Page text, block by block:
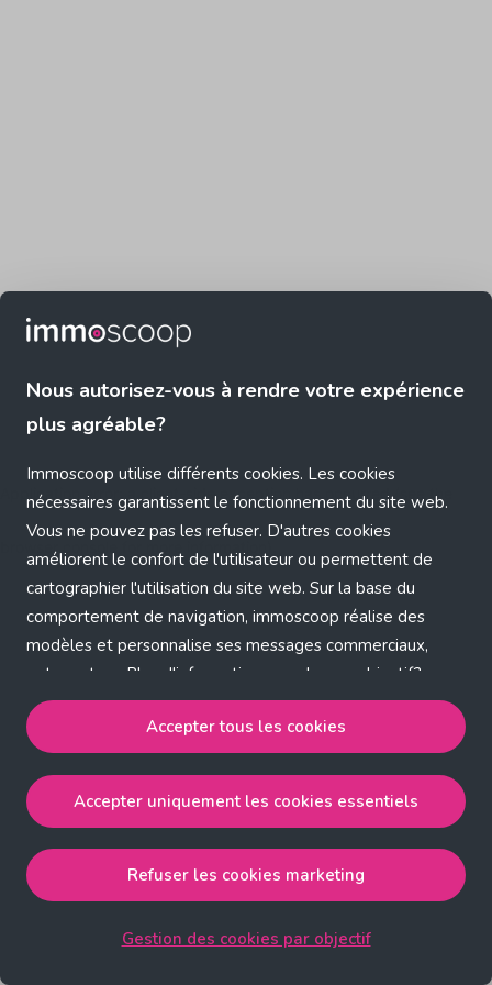
Nous autorisez-vous à rendre votre expérience
plus agréable?
Immoscoop utilise différents cookies. Les cookies
nécessaires garantissent le fonctionnement du site web.
Vous ne pouvez pas les refuser. D'autres cookies
améliorent le confort de l'utilisateur ou permettent de
cartographier l'utilisation du site web. Sur la base du
comportement de navigation, immoscoop réalise des
modèles et personnalise ses messages commerciaux,
entre autres. Plus d'informations sur chaque objectif?
Cliquez sur 'Gestion des cookies par objectif'.
Notre politique de cookies
Accepter tous les cookies
strictement nécessaires, performance, fonctionnalité et
publicité ciblée.
Accepter uniquement les cookies essentielsaccepte
les cookies strictement nécessaires.
Accepter tous les cookies
Accepter uniquement les cookies essentiels
Refuser les cookies marketing
Gestion des cookies par objectif
Application error: a client-side exception has occurred (see the
browser console for more information)